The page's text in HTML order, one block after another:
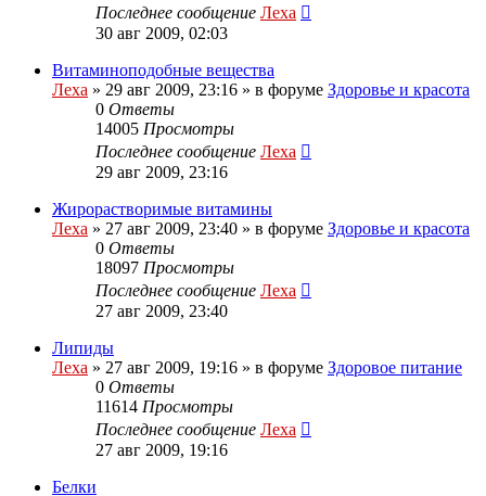
Последнее сообщение Леха
30 авг 2009, 02:03
Витаминоподобные вещества
Леха » 29 авг 2009, 23:16 » в форуме Здоровье и красота
0 Ответы
14005 Просмотры
Последнее сообщение Леха
29 авг 2009, 23:16
Жирорастворимые витамины
Леха » 27 авг 2009, 23:40 » в форуме Здоровье и красота
0 Ответы
18097 Просмотры
Последнее сообщение Леха
27 авг 2009, 23:40
Липиды
Леха » 27 авг 2009, 19:16 » в форуме Здоровое питание
0 Ответы
11614 Просмотры
Последнее сообщение Леха
27 авг 2009, 19:16
Белки